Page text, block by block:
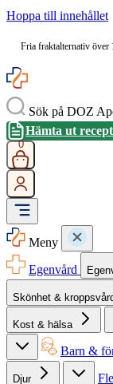
Hoppa till innehållet
Fria fraktalternativ
Sök på DOZ
Hämta ut recept
0
Meny
Egenvård
Skönhet &
Kost & hälsa
Barn &
Djur